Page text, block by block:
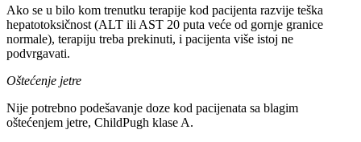
Ako se u bilo kom trenutku terapije kod pacijenta razvije teška
hepatotoksičnost (ALT ili AST 20 puta veće od gornje granice
normale), terapiju treba prekinuti, i pacijenta više istoj ne
podvrgavati.
Oštećenje jetre
Nije potrebno podešavanje doze kod pacijenata sa blagim
oštećenjem jetre, ChildPugh klase A.